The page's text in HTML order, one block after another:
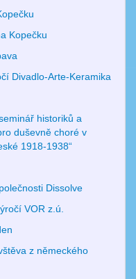
Kopečku
Divadlo-Arte-Keramika
historiků a
duševně choré v
1918-1938“
Dissolve
VOR z.ú.
z německého